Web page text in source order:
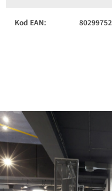
Kod EAN: